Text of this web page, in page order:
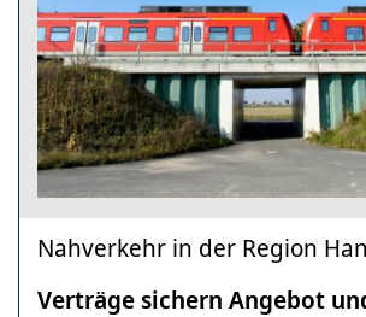
Nahverkehr in der Region
Verträge sichern Angebot